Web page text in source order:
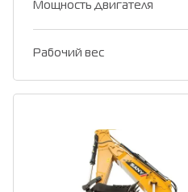
Мощность двигателя
Рабочий вес